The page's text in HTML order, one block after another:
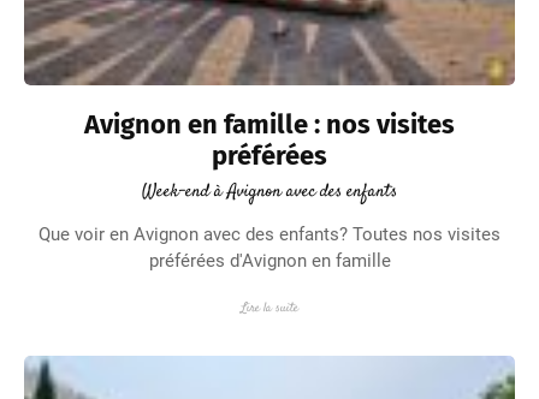
Avignon en famille : nos visites
préférées
Week-end à Avignon avec des enfants
Que voir en Avignon avec des enfants? Toutes nos visites
préférées d'Avignon en famille
Lire la suite